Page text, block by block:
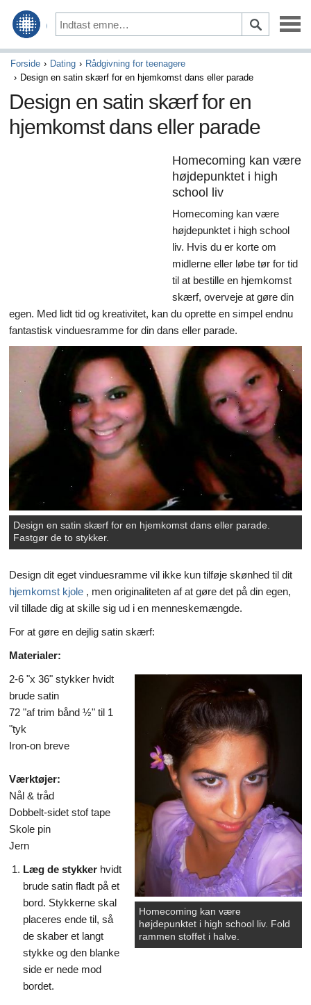
Opbygning af en familie
Familieliv
Dating
Ægteskab & Indenlandske partnerskaber
Små kæledyr
Krybdyr & Padder
Hunde
Fugle
Husdyr
Eksotiske dyr & Dyreliv
Forside Dating
Rådgivning for teenagere
Design en satin skærf for en hjemkomst dans eller parade
Design en satin skærf for en
hjemkomst dans eller parade
Homecoming kan være
højdepunktet i high
school liv
Homecoming kan være
højdepunktet i high school
liv. Hvis du er korte om
midlerne eller løbe tør for tid
til at bestille en hjemkomst
skærf, overveje at gøre din
egen. Med lidt tid og kreativitet, kan du oprette en simpel endnu
fantastisk vinduesramme for din dans eller parade.
Design en satin skærf for en hjemkomst dans eller parade.
Fastgør de to stykker.
Design dit eget vinduesramme vil ikke kun tilføje skønhed til dit
hjemkomst kjole , men originaliteten af at gøre det på din egen,
vil tillade dig at skille sig ud i en menneskemængde.
For at gøre en dejlig satin skærf:
Materialer:
Homecoming kan være
højdepunktet i high school liv. Fold
rammen stoffet i halve.
2-6 "x 36" stykker hvidt
brude satin
72 "af trim bånd ½" til 1
"tyk
Iron-on breve
Værktøjer:
Nål & tråd
Dobbelt-sidet stof tape
Skole pin
Jern
Læg de stykker hvidt
brude satin fladt på et
bord. Stykkerne skal
placeres ende til, så
de skaber et langt
stykke og den blanke
side er nede mod
bordet.